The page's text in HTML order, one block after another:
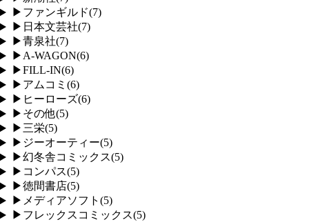
▶ ファンギルド(7)
▶ 日本文芸社(7)
▶青泉社(7)
▶ A-WAGON(6)
▶FILL-IN(6)
▶ アムコミ (6)
▶ ヒーローズ(6)
▶ その他(5)
▶ 三栄(5)
▶ ジーオーティー(5)
▶幻冬舎コミックス(5)
▶ コンパス(5)
▶徳間書店(5)
▶ メディアソフト (5)
▶ フレックスコミックス(5)